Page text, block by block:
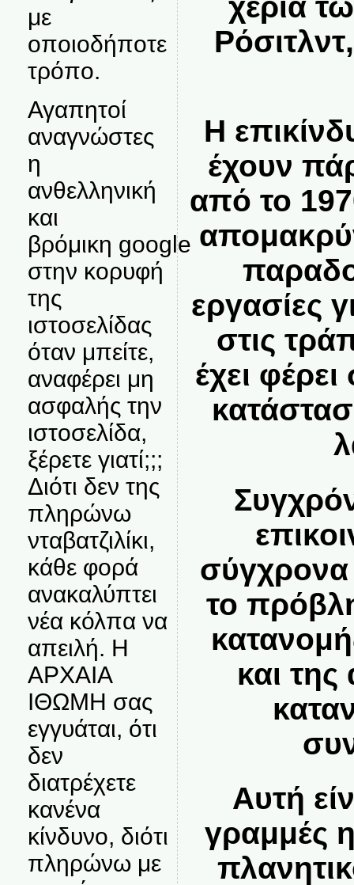
με
οποιοδήποτε
τρόπο.
Αγαπητοί
αναγνώστες
η
ανθελληνική
και
βρόμικη google
στην κορυφή
της
ιστοσελίδας
όταν μπείτε,
αναφέρει μη
ασφαλής την
ιστοσελίδα,
ξέρετε γιατί;;;
Διότι δεν της
πληρώνω
νταβατζιλίκι,
κάθε φορά
ανακαλύπτει
νέα κόλπα να
απειλή. Η
ΑΡΧΑΙΑ
ΙΘΩΜΗ σας
εγγυάται, ότι
δεν
διατρέχετε
κανένα
κίνδυνο, διότι
πληρώνω με
Η
έχουν
από το
εργασίες
στις
έχει
σύγχρονα
το
και
Αυτή
γραμμές